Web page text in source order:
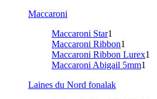
Maccaroni
Maccaroni Star1
Maccaroni Ribbon1
Maccaroni Ribbon Lurex1
Maccaroni Abigail 5mm1
Laines du Nord fonalak